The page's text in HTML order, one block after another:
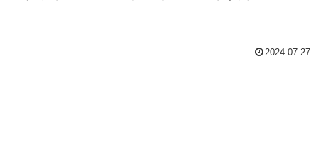
2024.07.27